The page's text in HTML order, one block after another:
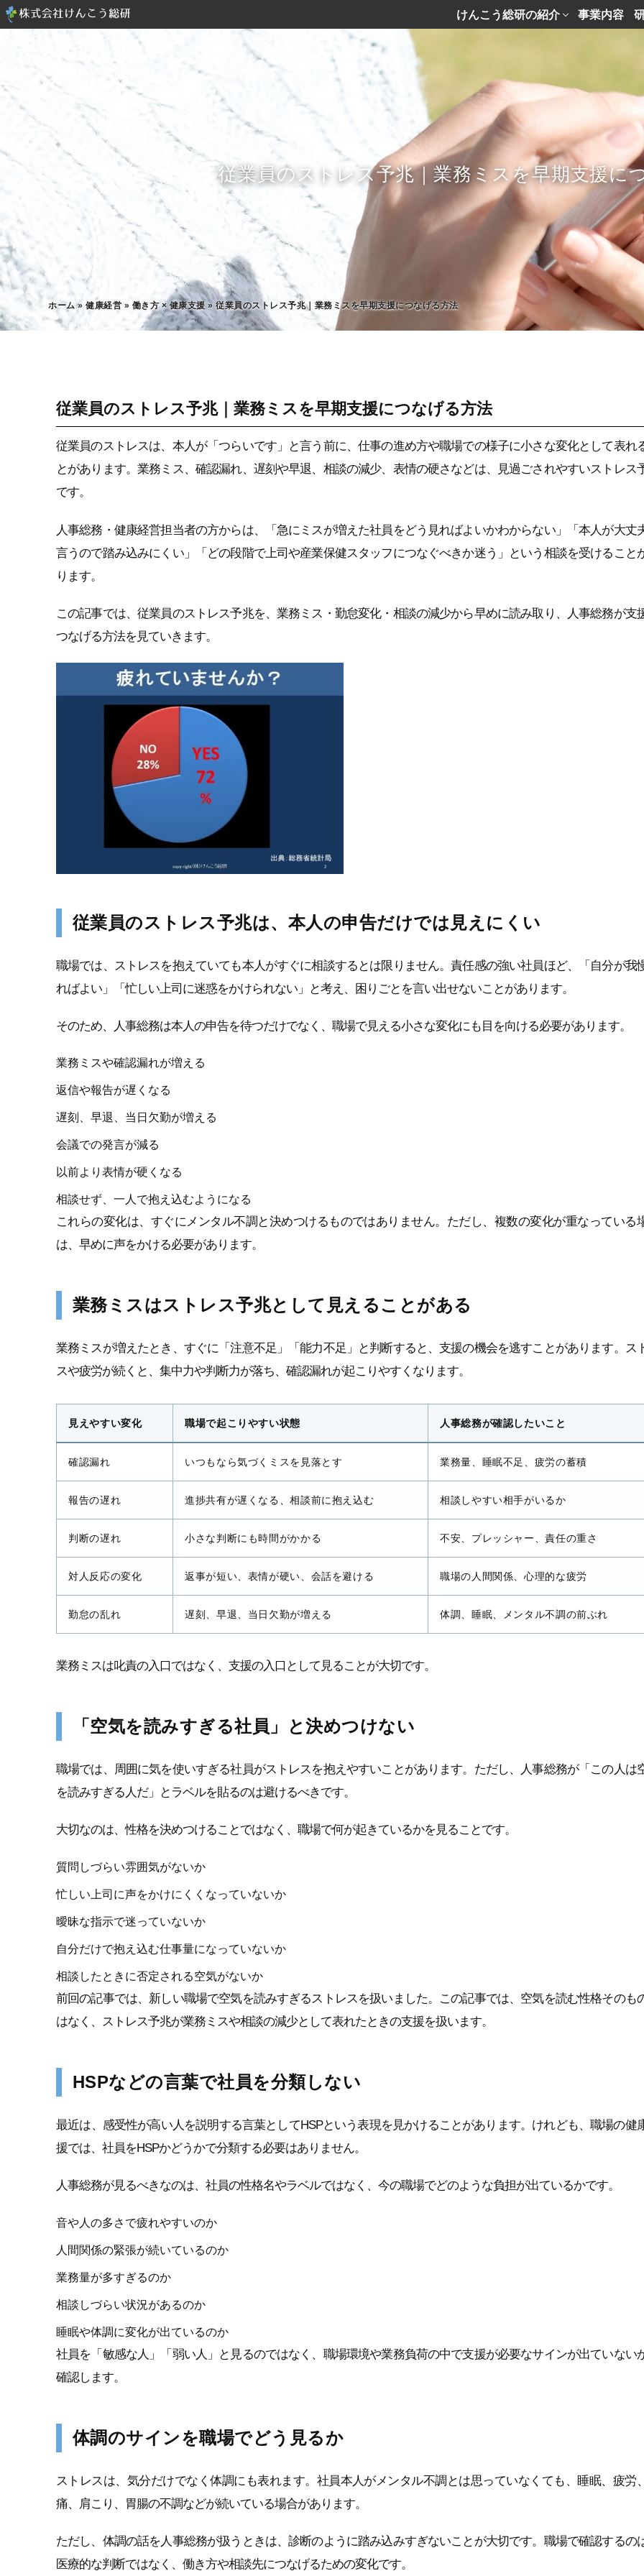
けんこう総研の紹介 事業内容
従業員のストレス予兆｜業務ミスを早期支援に
ホーム»健康経営 » 働き方 × 健康支援 »従業員のストレス予兆｜業務ミスを早期支援につなげる方法
従業員のストレス予兆｜業務ミスを早期支援につなげる方法
従業員のストレスは、本人が「つらいです」と言う前に、仕事の進め方や職場での様子に小さな変化として表れ
とがあります。業務ミス、確認漏れ、遅刻や早退、相談の減少、表情の硬さなどは、見過ごされやすいストレス
です。
人事総務・健康経営担当者の方からは、「急にミスが増えた社員をどう見ればよいかわからない」「本人が大丈
言うので踏み込みにくい」「どの段階で上司や産業保健スタッフにつなぐべきか迷う」という相談を受けること
ります。
この記事では、従業員のストレス予兆を、業務ミス・勤怠変化・相談の減少から早めに読み取り、人事総務が支
つなげる方法を見ていきます。
従業員のストレス予兆は、本人の申告だけでは見えにくい
職場では、ストレスを抱えていても本人がすぐに相談するとは限りません。責任感の強い社員ほど、「自分が我
ればよい」「忙しい上司に迷惑をかけられない」と考え、困りごとを言い出せないことがあります。
そのため、人事総務は本人の申告を待つだけでなく、職場で見える小さな変化にも目を向ける必要があります。
業務ミスや確認漏れが増える
返信や報告が遅くなる
遅刻、早退、当日欠勤が増える
会議での発言が減る
以前より表情が硬くなる
相談せず、一人で抱え込むようになる
これらの変化は、すぐにメンタル不調と決めつけるものではありません。ただし、複数の変化が重なっている
は、早めに声をかける必要があります。
業務ミスはストレス予兆として見えることがある
業務ミスが増えたとき、すぐに「注意不足」「能力不足」と判断すると、支援の機会を逃すことがあります。ス
スや疲労が続くと、集中力や判断力が落ち、確認漏れが起こりやすくなります。
見えやすい変化 職場で起こりやすい状態 人事総務が確認したいこと
確認漏れ いつもなら気づくミスを見落とす 業務量、睡眠不足、疲労の蓄積
報告の遅れ 進捗共有が遅くなる、相談前に抱え込む 相談しやすい相手がいるか
判断の遅れ 小さな判断にも時間がかかる 不安、プレッシャー、責任の重さ
対人反応の変化 返事が短い、表情が硬い、会話を避ける 職場の人間関係、心理的な疲労
勤怠の乱れ 遅刻、早退、当日欠勤が増える 体調、睡眠、メンタル不調の前ぶれ
業務ミスは叱責の入口ではなく、支援の入口として見ることが大切です。
「空気を読みすぎる社員」と決めつけない
職場では、周囲に気を使いすぎる社員がストレスを抱えやすいことがあります。ただし、人事総務が「この人は
を読みすぎる人だ」とラベルを貼るのは避けるべきです。
大切なのは、性格を決めつけることではなく、職場で何が起きているかを見ることです。
質問しづらい雰囲気がないか
忙しい上司に声をかけにくくなっていないか
曖昧な指示で迷っていないか
自分だけで抱え込む仕事量になっていないか
相談したときに否定される空気がないか
前回の記事では、新しい職場で空気を読みすぎるストレスを扱いました。この記事では、空気を読む性格そのも
はなく、ストレス予兆が業務ミスや相談の減少として表れたときの支援を扱います。
HSPなどの言葉で社員を分類しない
最近は、感受性が高い人を説明する言葉としてHSPという表現を見かけることがあります。けれども、職場の健
援では、社員をHSPかどうかで分類する必要はありません。
人事総務が見るべきなのは、社員の性格名やラベルではなく、今の職場でどのような負担が出ているかです。
音や人の多さで疲れやすいのか
人間関係の緊張が続いているのか
業務量が多すぎるのか
相談しづらい状況があるのか
睡眠や体調に変化が出ているのか
社員を「敏感な人」「弱い人」と見るのではなく、職場環境や業務負荷の中で支援が必要なサインが出ていない
確認します。
体調のサインを職場でどう見るか
ストレスは、気分だけでなく体調にも表れます。社員本人がメンタル不調とは思っていなくても、睡眠、疲労
痛、肩こり、胃腸の不調などが続いている場合があります。
ただし、体調の話を人事総務が扱うときは、診断のように踏み込みすぎないことが大切です。職場で確認するの
医療的な判断ではなく、働き方や相談先につなげるための変化です。